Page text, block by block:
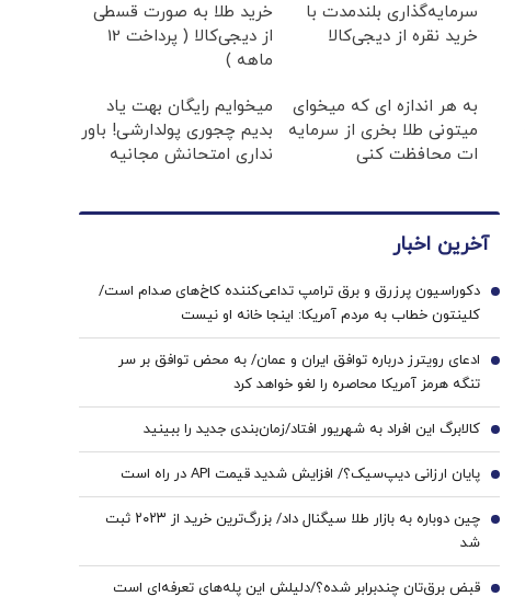
سرمایه‌گذاری بلندمدت با
خرید نقره از دیجی‌کالا
خرید طلا به صورت قسطی
از دیجی‌کالا ( پرداخت 12
ماهه )
به هر اندازه ای که میخوای
میتونی طلا بخری از سرمایه
ات محافظت کنی
میخوایم رایگان بهت یاد
بدیم چجوری پولدارشی! باور
نداری امتحانش مجانیه
آخرین اخبار
دکوراسیون پرزرق‌ و برق ترامپ تداعی‌کننده کاخ‌های صدام است/
کلینتون خطاب به مردم آمریکا: اینجا خانه او نیست
1
ادعای رویترز درباره توافق ایران و عمان/ به محض توافق بر سر
تنگه هرمز آمریکا محاصره را لغو خواهد کرد
2
کالابرگ این افراد به شهریور افتاد/زمان‌بندی جدید را ببینید 3
پایان ارزانی دیپ‌سیک؟/ افزایش شدید قیمت API در راه است 4
چین دوباره به بازار طلا سیگنال داد/ بزرگ‌ترین خرید از ۲۰۲۳ ثبت
شد
5
قبض برق‌تان چندبرابر شده؟/دلیلش این پله‌های تعرفه‌ای است 6